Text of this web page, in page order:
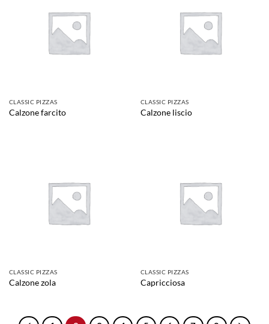
CLASSIC PIZZAS
Calzone farcito
CLASSIC PIZZAS
Calzone liscio
CLASSIC PIZZAS
Calzone zola
CLASSIC PIZZAS
Capricciosa